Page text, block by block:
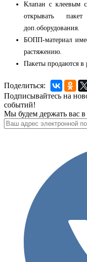
Клапан с клеевым
открывать
доп.оборудования.
БОПП-материал
растяжению.
Пакеты продаются в
Поделиться:
Подписывайтесь на
событий!
Мы будем держать вас